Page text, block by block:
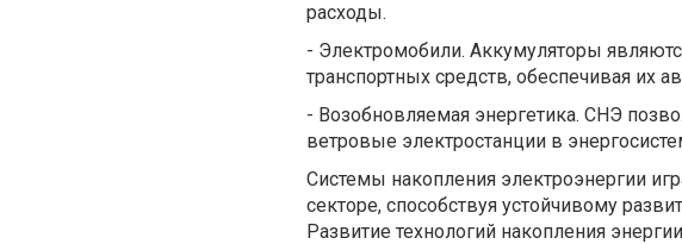
расходы.
- Электромобили. Аккумуляторы
транспортных средств, обеспечивая их
- Возобновляемая энергетика. СНЭ
ветровые электростанции в
Системы накопления электроэнергии
секторе, способствуя устойчивому
Развитие технологий накопления